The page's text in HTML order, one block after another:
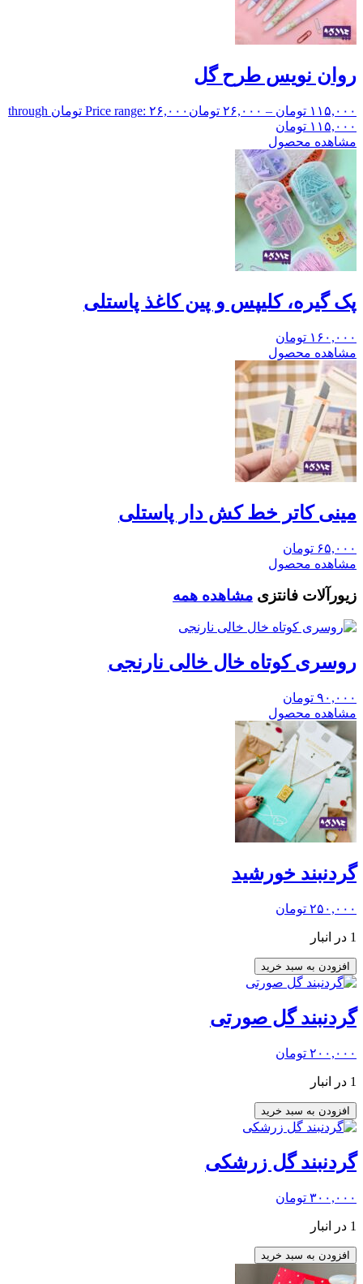
روان‌ نویس طرح گل
۱۱۵,۰۰۰ تومان – ۲۶,۰۰۰ تومان
Price range: ۲۶,۰۰۰ تومان through
۱۱۵,۰۰۰ تومان
مشاهده محصول
پک گیره، کلیپس و پین کاغذ پاستلی
۱۶۰,۰۰۰ تومان
مشاهده محصول
مینی کاتر خط کش دار پاستلی
۶۵,۰۰۰ تومان
مشاهده محصول
زیورآلات فانتزی مشاهده همه
روسری کوتاه خال خالی نارنجی
۹۰,۰۰۰ تومان
مشاهده محصول
گردنبند خورشید
۲۵۰,۰۰۰ تومان
1 در انبار
افزودن به سبد خرید
گردنبند گل صورتی
۲۰۰,۰۰۰ تومان
1 در انبار
افزودن به سبد خرید
گردنبند گل زرشکی
۳۰۰,۰۰۰ تومان
1 در انبار
افزودن به سبد خرید